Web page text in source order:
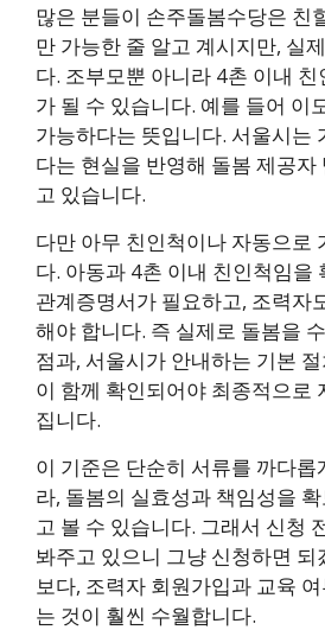
많은 분들이 손주돌봄수당은 친
만 가능한 줄 알고 계시지만, 실
다. 조부모뿐 아니라 4촌 이내
가 될 수 있습니다. 예를 들어 이
가능하다는 뜻입니다. 서울시는
다는 현실을 반영해 돌봄 제공
고 있습니다.
다만 아무 친인척이나 자동으로
다. 아동과 4촌 이내 친인척임을
관계증명서가 필요하고, 조력자
해야 합니다. 즉 실제로 돌봄을
점과, 서울시가 안내하는 기본
이 함께 확인되어야 최종적으로
집니다.
이 기준은 단순히 서류를 까다롭
라, 돌봄의 실효성과 책임성을
고 볼 수 있습니다. 그래서 신청
봐주고 있으니 그냥 신청하면 되
보다, 조력자 회원가입과 교육
는 것이 훨씬 수월합니다.